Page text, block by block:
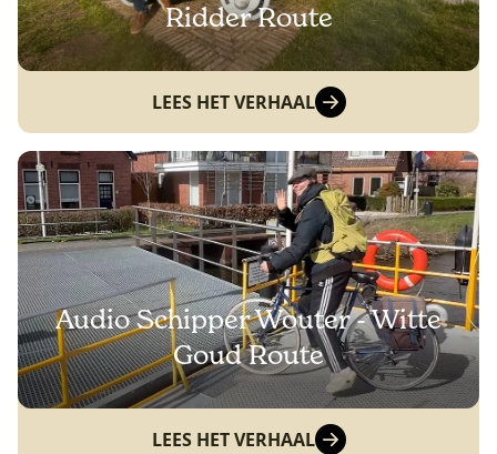
Ridder Route
LEES HET VERHAAL
Audio Schipper Wouter - Witte
Goud Route
LEES HET VERHAAL